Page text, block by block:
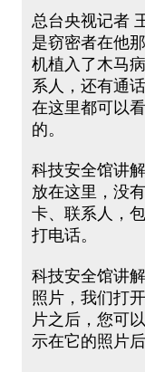
总台央视记者
是窃密者在他
机植入了木马
系人，还有通
在这里都可以
的。
科技安全馆讲
放在这里，没
卡、联系人，
打电话。
科技安全馆讲
照片，我们打
片之后，您可
示在它的照片后